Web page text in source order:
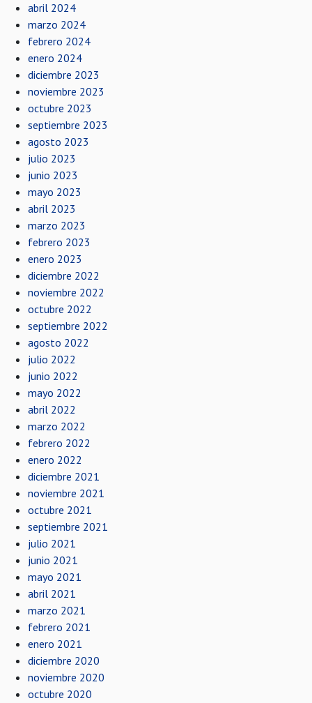
abril 2024
marzo 2024
febrero 2024
enero 2024
diciembre 2023
noviembre 2023
octubre 2023
septiembre 2023
agosto 2023
julio 2023
junio 2023
mayo 2023
abril 2023
marzo 2023
febrero 2023
enero 2023
diciembre 2022
noviembre 2022
octubre 2022
septiembre 2022
agosto 2022
julio 2022
junio 2022
mayo 2022
abril 2022
marzo 2022
febrero 2022
enero 2022
diciembre 2021
noviembre 2021
octubre 2021
septiembre 2021
julio 2021
junio 2021
mayo 2021
abril 2021
marzo 2021
febrero 2021
enero 2021
diciembre 2020
noviembre 2020
octubre 2020